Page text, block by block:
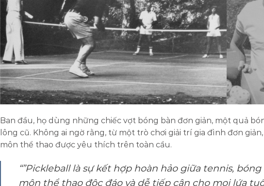
Ban đầu, họ dùng những chiếc vợt bóng bàn đơn giản, một quả
lông cũ. Không ai ngờ rằng, từ một trò chơi giải trí gia đình đơn giản,
môn thể thao được yêu thích trên toàn cầu.
“”Pickleball là sự kết hợp hoàn hảo giữa tennis,
môn thể thao độc đáo và dễ tiếp cận cho mọi lứa